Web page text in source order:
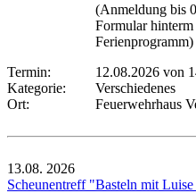
(Anmeldung bis
Formular
Ferienprogramm)
Termin:
12.08.2026 von
Kategorie:
Verschiedenes
Ort:
Feuerwehrhaus
13.08. 2026
Scheunentreff "Basteln mit